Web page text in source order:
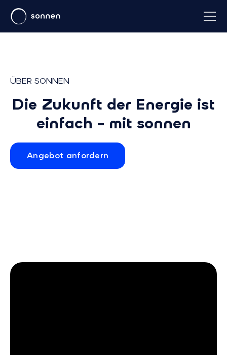
ÜBER SONNEN
Die Zukunft der Energie ist
einfach – mit sonnen
Angebot anfordern